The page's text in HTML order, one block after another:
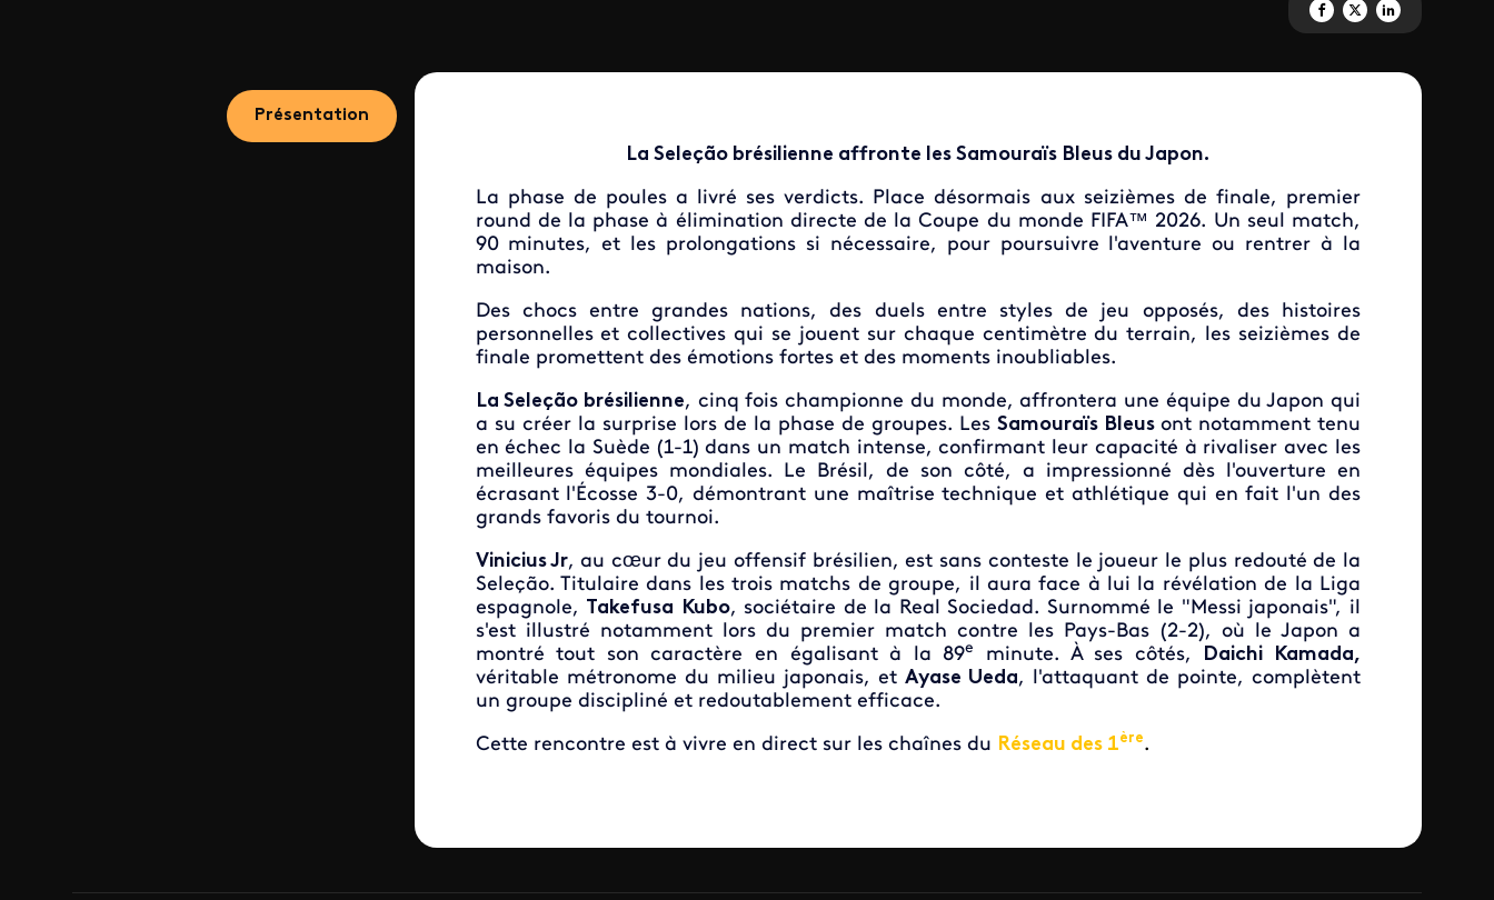
Partagez 'Brésil vs Japon à
Partagez 'Brésil vs
Partagez 'Brésil vs
Présentation
La Seleção brésilienne affronte les Samouraïs Bleus du Japon.
La phase de poules a livré ses verdicts. Place désormais aux seizièmes de finale, premier
round de la phase à élimination directe de la Coupe du monde FIFA™ 2026. Un seul match,
90 minutes, et les prolongations si nécessaire, pour poursuivre l'aventure ou rentrer à la
maison.
Des chocs entre grandes nations, des duels entre styles de jeu opposés, des histoires
personnelles et collectives qui se jouent sur chaque centimètre du terrain, les seizièmes de
finale promettent des émotions fortes et des moments inoubliables.
La Seleção brésilienne, cinq fois championne du monde, affrontera une équipe du Japon qui
a su créer la surprise lors de la phase de groupes. Les Samouraïs Bleus ont notamment tenu
en échec la Suède (1-1) dans un match intense, confirmant leur capacité à rivaliser avec les
meilleures équipes mondiales. Le Brésil, de son côté, a impressionné dès l'ouverture en
écrasant l'Écosse 3-0, démontrant une maîtrise technique et athlétique qui en fait l'un des
grands favoris du tournoi.
Vinicius Jr, au cœur du jeu offensif brésilien, est sans conteste le joueur le plus redouté de la
Seleção. Titulaire dans les trois matchs de groupe, il aura face à lui la révélation de la Liga
espagnole, Takefusa Kubo, sociétaire de la Real Sociedad. Surnommé le "Messi japonais", il
s'est illustré notamment lors du premier match contre les Pays-Bas (2-2), où le Japon a
montré tout son caractère en égalisant à la 89e minute. À ses côtés, Daichi Kamada,
véritable métronome du milieu japonais, et Ayase Ueda, l'attaquant de pointe, complètent
un groupe discipliné et redoutablement efficace.
Cette rencontre est à vivre en direct sur les chaînes du Réseau des 1ère.